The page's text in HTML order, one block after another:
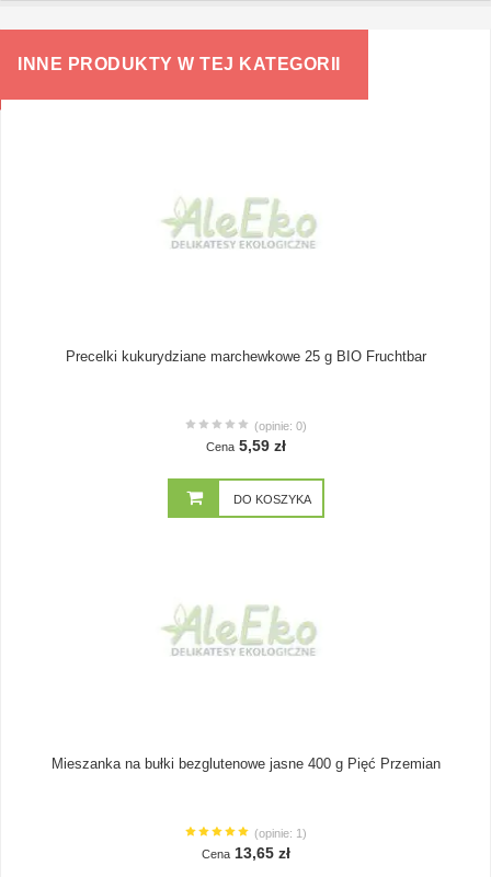
INNE PRODUKTY W TEJ KATEGORII
Precelki kukurydziane marchewkowe 25 g BIO Fruchtbar
(opinie: 0)
Cena 5,59 zł
DO KOSZYKA
Mieszanka na bułki bezglutenowe jasne 400 g Pięć Przemian
(opinie: 1)
Cena 13,65 zł